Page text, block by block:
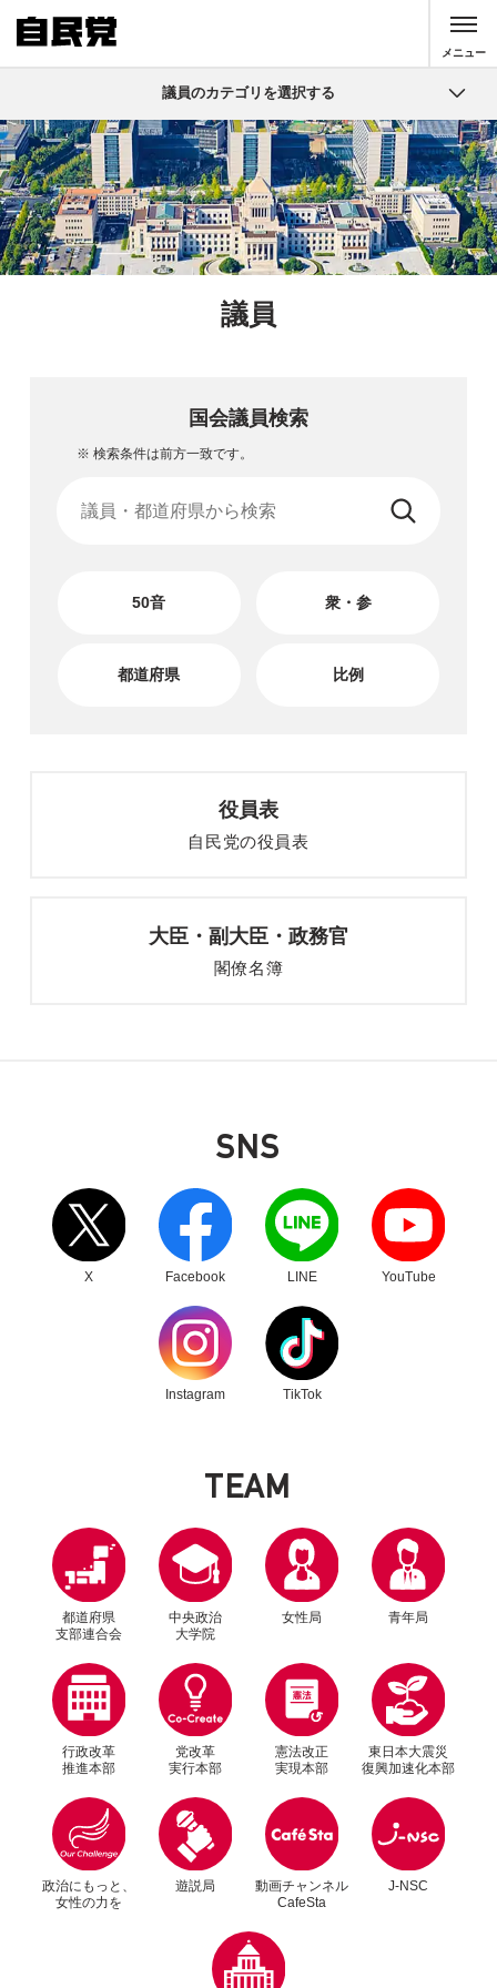
メニュー
議員のカテゴリを選択する
議員
国会議員検索
自由民主党 役員
議員
国会議員検索
※ 検索条件は前方一致です。
50音 衆・参
都道府県 比例
役員表
自民党の役員表
大臣・副大臣・ 政務官
閣僚名簿
SNS
X
別ウィンドウリンク
Facebook
別ウィンドウリンク
LINE
別ウィンドウリンク
YouTube
別ウィンドウリンク
Instagram
別ウィンドウリンク
TikTok
別ウィンドウリンク
TEAM
都道府県
支部連合会
中央政治
大学院
女性局 青年局
行政改革
推進本部
党改革
実行本部
憲法改正
実現本部
東日本大震災
復興加速化本部
政治にもっと、
女性の力を
別ウィンドウリンク
遊説局
別ウィンドウリンク
動画チャンネル
CafeSta
J-NSC
別ウィンドウリンク